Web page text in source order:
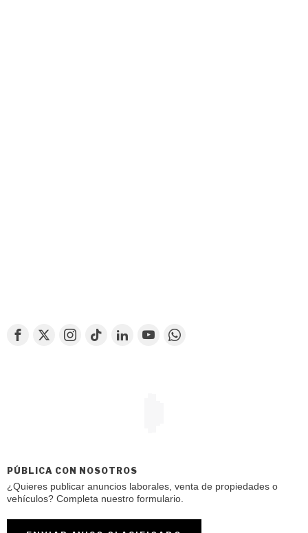
PÚBLICA CON NOSOTROS
¿Quieres publicar anuncios laborales, venta de propiedades o
vehículos? Completa nuestro formulario.